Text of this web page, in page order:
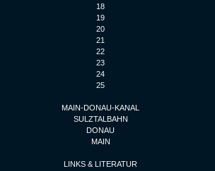
18
19
20
21
22
23
24
25
MAIN-DONAU-KANAL
SULZTALBAHN
DONAU
MAIN
LINKS & LITERATUR